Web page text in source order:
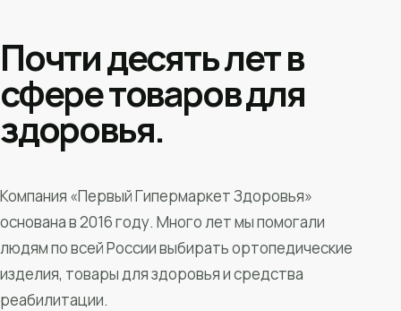
Почти десять лет в
сфере товаров для
здоровья.
Компания «Первый Гипермаркет Здоровья»
основана в 2016 году. Много лет мы помогали
людям по всей России выбирать ортопедические
изделия, товары для здоровья и средства
реабилитации.